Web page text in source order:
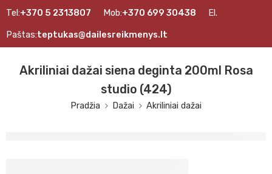
Tel:+370 5 2313807 Mob:+370 699 30438 El.
Paštas:teptukas@dailesreikmenys.lt
Akriliniai dažai siena deginta 200ml Rosa
studio (424)
Pradžia Dažai Akriliniai dažai